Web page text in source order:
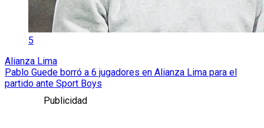
5
Alianza Lima
Pablo Guede borró a 6 jugadores en Alianza Lima para el
partido ante Sport Boys
Publicidad